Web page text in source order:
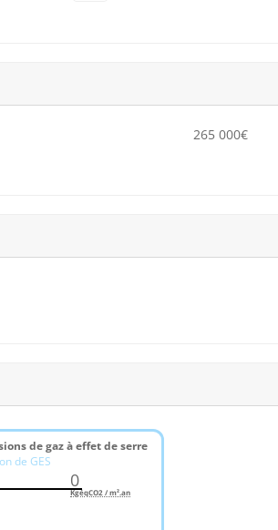
265 000€
de gaz à effet de serre
de GES
0
KgéqCO2 / m².an